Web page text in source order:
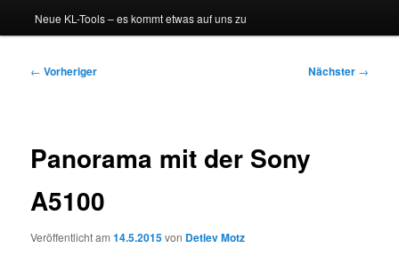
Neue KL-Tools – es kommt etwas auf uns zu
Beitragsnavigation
← Vorheriger Nächster →
Panorama mit der Sony
A5100
Veröffentlicht am14.5.2015von Detlev Motz